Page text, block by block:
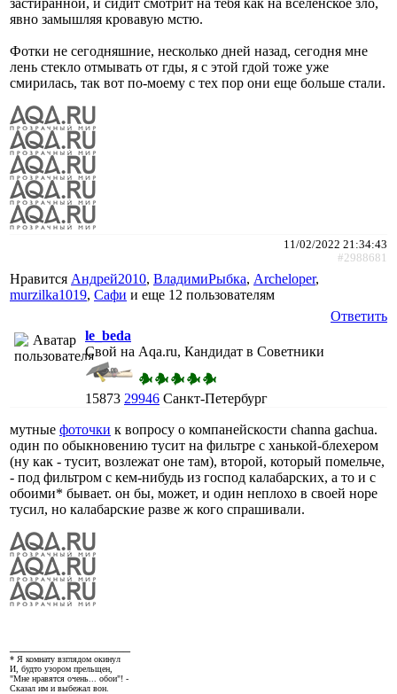
явно замышляя кровавую мстю.
Фотки не сегодняшние, несколько дней назад, сегодня мне
лень стекло отмывать от гды, я с этой гдой тоже уже
смирилась, так вот по-моему с тех пор они еще больше стали.
11/02/2022 21:34:43
#2988681
Нравится Андрей2010, ВладимиРыбка, Archeloper,
murzilka1019, Сафи и еще 12 пользователям
Ответить
le_beda
Свой на Aqa.ru, Кандидат в Советники
15873 29946 Санкт-Петербург
мутные фоточки к вопросу о компанейскости channa gachua.
один по обыкновению тусит на фильтре с ханькой-блехером
(ну как - тусит, возлежат оне там), второй, который помельче,
- под фильтром с кем-нибудь из господ калабарских, а то и с
обоими* бывает. он бы, может, и один неплохо в своей норе
тусил, но калабарские разве ж кого спрашивали.
* Я комнату взглядом окинул
И, будто узором прельщен,
"Мне нравятся очень... обои"! -
Сказал им и выбежал вон.